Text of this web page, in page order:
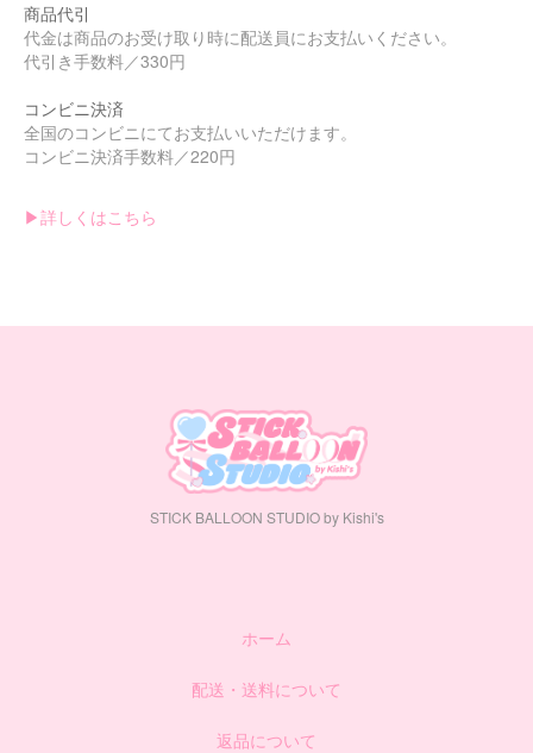
商品代引
代金は商品のお受け取り時に配送員にお支払いください。
代引き手数料／330円
コンビニ決済
全国のコンビニにてお支払いいただけます。
コンビニ決済手数料／220円
▶︎詳しくはこちら
STICK BALLOON STUDIO by Kishi's
ホーム
配送・送料について
返品について